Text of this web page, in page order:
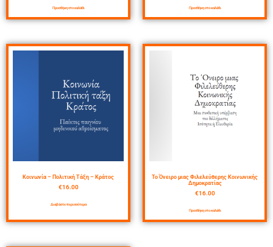
Προσθήκη στο καλάθι Προσθήκη στο καλάθι
Κοινωνία – Πολιτική Τάξη – Κράτος
€16.00
Διαβάστε περισσότερα
Το Όνειρο μιας Φιλελεύθερης Κοινωνικής
Δημοκρατίας
€16.00
Προσθήκη στο καλάθι